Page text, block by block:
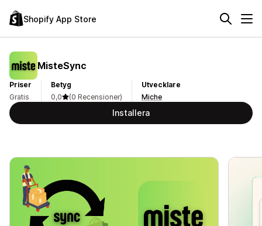
Shopify App Store
MisteSync
Priser
Gratis
Betyg
0,0
(0 Recensioner)
Utvecklare
Miche
Installera